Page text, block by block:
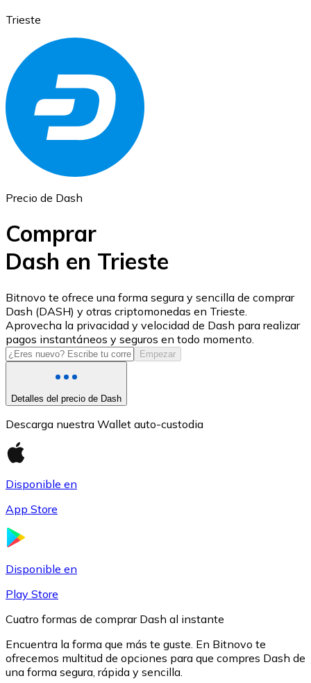
Ethereum
ETH
USD Coin
USDC
Trieste
Precio de Dash
Comprar
Dash en Trieste
Bitnovo te ofrece una forma segura y sencilla de comprar
Dash (DASH) y otras criptomonedas en Trieste.
Aprovecha la privacidad y velocidad de Dash para realizar
pagos instantáneos y seguros en todo momento.
Empezar
Detalles del precio de Dash
Descarga nuestra Wallet auto-custodia
Disponible en
App Store
Disponible en
Play Store
Cuatro formas de comprar Dash al instante
Encuentra la forma que más te guste. En Bitnovo te
ofrecemos multitud de opciones para que compres Dash de
una forma segura, rápida y sencilla.